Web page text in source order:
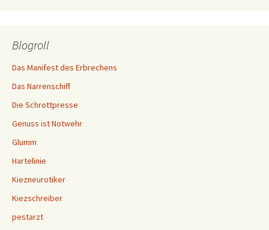
Blogroll
Das Manifest des Erbrechens
Das Narrenschiff
Die Schrottpresse
Genuss ist Notwehr
Glumm
Hartelinie
Kiezneurotiker
Kiezschreiber
pestarzt